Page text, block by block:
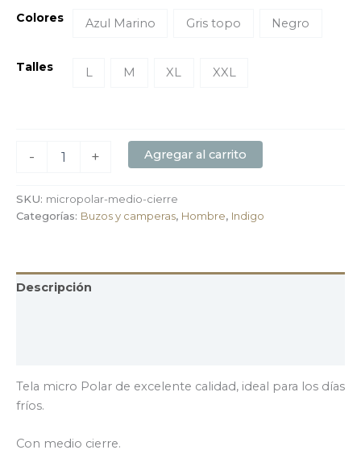
Colores Azul Marino Gris topo Negro
Talles L M XL XXL
- + Agregar al carrito
SKU: micropolar-medio-cierre
Categorías: Buzos y camperas, Hombre, Indigo
Descripción
Tela micro Polar de excelente calidad, ideal para los días
fríos.
Con medio cierre.